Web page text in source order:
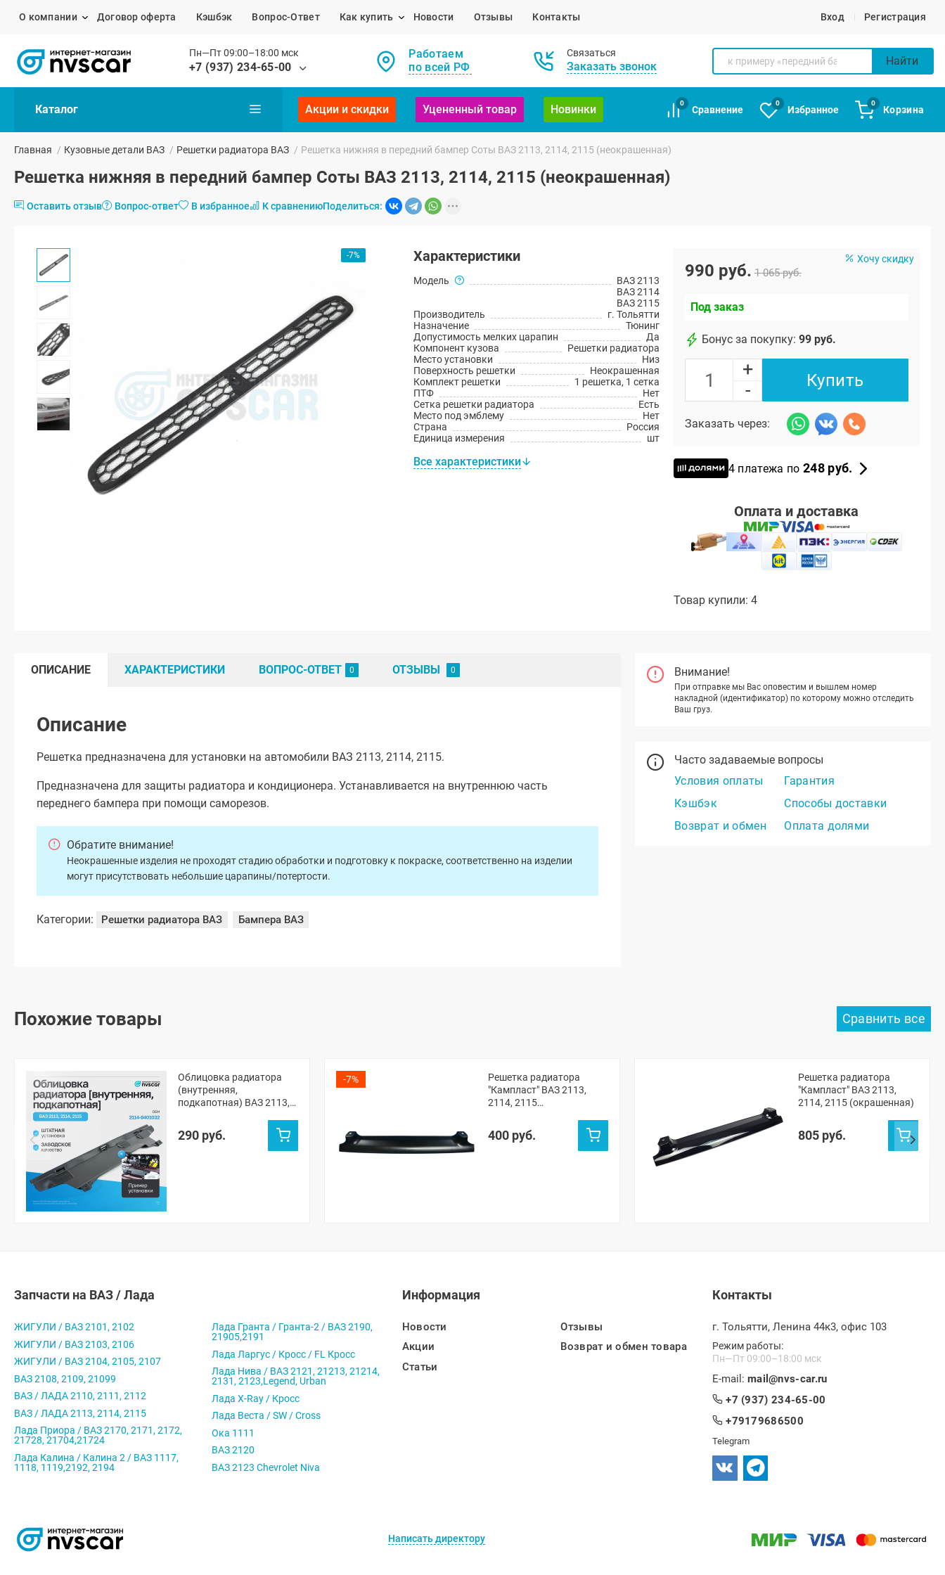
О компании Договор оферта Кэшбэк Вопрос-Ответ Как купить Новости Отзывы Контакты Вход Регистрация
Пн—Пт 09:00–18:00 мск
+7 (937) 234-65-00
Работаем
по всей РФ
Связаться
Заказать звонок Найти
Каталог Акции и скидки Уцененный товар Новинки
0
Сравнение
0
Избранное
0
Корзина
Главная / Кузовные детали ВАЗ / Решетки радиатора ВАЗ / Решетка нижняя в передний бампер Соты ВАЗ 2113, 2114, 2115 (неокрашенная)
Решетка нижняя в передний бампер Соты ВАЗ 2113, 2114, 2115 (неокрашенная)
Оставить отзыв Вопрос-ответ В избранное К сравнениюПоделиться:
-7% Характеристики
Модель
ВАЗ 2113
ВАЗ 2114
ВАЗ 2115
Производитель
г. Тольятти
Назначение
Тюнинг
Допустимость мелких царапин
Да
Компонент кузова
Решетки радиатора
Место установки
Низ
Поверхность решетки
Неокрашенная
Комплект решетки
1 решетка, 1 сетка
ПТФ
Нет
Сетка решетки радиатора
Есть
Место под эмблему
Нет
Страна
Россия
Единица измерения
шт
Все характеристики
Хочу скидку
990 руб. 1 065 руб.
Под заказ
Бонус за покупку: 99 руб.
+
-
Купить
Заказать через:
4 платежа по 248 руб.
Оплата и доставка
Товар купили: 4
Внимание!
При отправке мы Вас оповестим и вышлем номер
накладной (идентификатор) по которому можно отследить
Ваш груз.
Часто задаваемые вопросы
Условия оплаты
Гарантия
Кэшбэк
Способы доставки
Возврат и обмен
Оплата долями
ОПИСАНИЕ ХАРАКТЕРИСТИКИ ВОПРОС-ОТВЕТ ОТЗЫВЫ
Описание
Решетка предназначена для установки на автомобили ВАЗ 2113, 2114, 2115.
Предназначена для защиты радиатора и кондиционера. Устанавливается на внутреннюю часть
переднего бампера при помощи саморезов.
Обратите внимание!
Неокрашенные изделия не проходят стадию обработки и подготовку к покраске, соответственно на изделии
могут присутствовать небольшие царапины/потертости.
Категории: Решетки радиатора ВАЗ Бампера ВАЗ
Похожие товары
Облицовка радиатора
(внутренняя,
подкапотная) ВАЗ 2113,
290 руб.
-7%
Решетка радиатора
"Кампласт" ВАЗ 2113,
2114, 2115
400 руб.
Решетка радиатора
"Кампласт" ВАЗ 2113,
2114, 2115 (окрашенная)
805 руб.
Запчасти на ВАЗ / Лада
ЖИГУЛИ / ВАЗ 2101, 2102
ЖИГУЛИ / ВАЗ 2103, 2106
ЖИГУЛИ / ВАЗ 2104, 2105, 2107
ВАЗ 2108, 2109, 21099
ВАЗ / ЛАДА 2110, 2111, 2112
ВАЗ / ЛАДА 2113, 2114, 2115
Лада Приора / ВАЗ 2170, 2171, 2172,
21728, 21704,21724
Лада Калина / Калина 2 / ВАЗ 1117,
1118, 1119,2192, 2194
Лада Гранта / Гранта-2 / ВАЗ 2190,
21905,2191
Лада Ларгус / Кросс / FL Кросс
Лада Нива / ВАЗ 2121, 21213, 21214,
2131, 2123,Legend, Urban
Лада X-Ray / Кросс
Лада Веста / SW / Cross
Ока 1111
ВАЗ 2120
ВАЗ 2123 Chevrolet Niva
Информация
Новости
Акции
Статьи
Отзывы
Возврат и обмен товара
Контакты
г. Тольятти, Ленина 44к3, офис 103
Режим работы:
Пн—Пт 09:00–18:00 мск
E-mail: mail@nvs-car.ru
+7 (937) 234-65-00
+79179686500
Telegram
Написать директору